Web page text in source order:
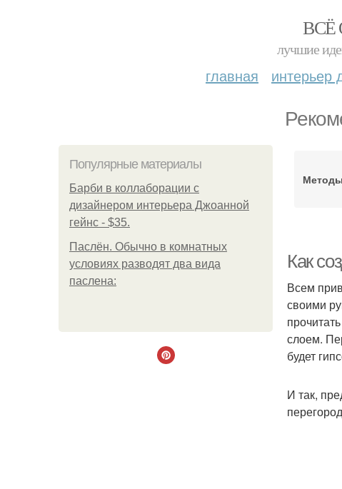
ВСЁ
лучшие
главная интерьер
Популярные материалы
Барби в коллаборации с
дизайнером интерьера Джоанной
гейнс - $35.
Паслён. Обычно в комнатных
условиях разводят два вида
паслена:
Как
Всем
своими
слоем.
будет
И так,